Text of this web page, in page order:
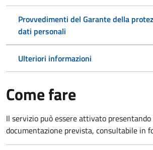
Provvedimenti del Garante della
dati personali
Ulteriori informazioni
Come fare
Il servizio può essere attivato
documentazione prevista, consultabile in